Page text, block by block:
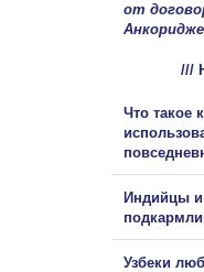
от
Анкоридже
///
Что такое
Индийцы
Узбеки